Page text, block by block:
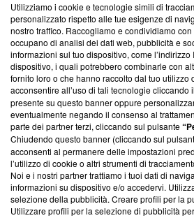
Questa sezione offre informazioni
News, sui nostri processi editoriali e
creare news di qualità. Inoltre, afferma
‘Trust Project - News with Integrity’
ancora membro del programma, ma
parte; Trust Project non ha ancora
conformità agli standard.
Su di noi
Team editoriale
Corporate
Redazione
Utilizziamo i cookie e tecnologie simili di
personalizzato rispetto alle tue esigenze di
nostro traffico. Raccogliamo e condividiamo con
occupano di analisi dei dati web, pubblicità e
informazioni sul tuo dispositivo, come
dispositivo, i quali potrebbero combinarle con
fornito loro o che hanno raccolto dal tuo utilizzo
acconsentire all’uso di tali tecnologie cliccando
presente su questo banner oppure
eventualmente negando il consenso al
parte dei partner terzi, cliccando sul pulsante
Chiudendo questo banner (cliccando sul
acconsenti al permanere delle impostazioni
l’utilizzo di cookie o altri strumenti di
Noi e i nostri partner trattiamo i tuoi dati di
informazioni su dispositivo e/o accedervi.
selezione della pubblicità. Creare profili per la
Utilizzare profili per la selezione di pubblicità